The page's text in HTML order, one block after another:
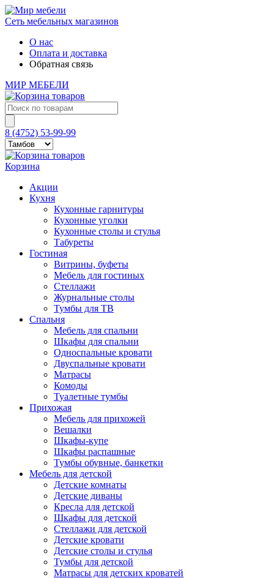
Сеть мебельных магазинов
О нас
Оплата и доставка
Обратная связь
МИР МЕБЕЛИ
Поиск
товаров
8 (4752) 53-99-99
Корзина
Акции
Кухня
Кухонные гарнитуры
Кухонные уголки
Кухонные столы и стулья
Табуреты
Гостиная
Витрины, буфеты
Мебель для гостиных
Стеллажи
Журнальные столы
Тумбы для ТВ
Спальня
Мебель для спальни
Шкафы для спальни
Односпальные кровати
Двуспальные кровати
Матрасы
Комоды
Туалетные тумбы
Прихожая
Мебель для прихожей
Вешалки
Шкафы-купе
Шкафы распашные
Тумбы обувные, банкетки
Мебель для детской
Детские комнаты
Детские диваны
Кресла для детской
Шкафы для детской
Стеллажи для детской
Детские кровати
Детские столы и стулья
Тумбы для детской
Матрасы для детских кроватей